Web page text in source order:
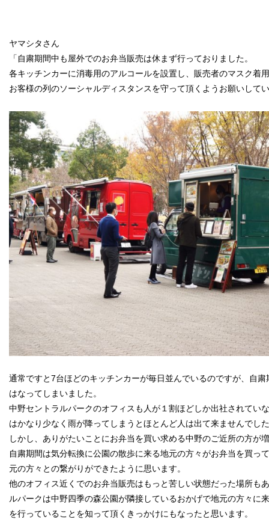
ヤマシタさん
「自粛期間中も屋外でのお弁当販売は休まず行っておりました。
各キッチンカーに消毒用のアルコールを設置し、販売者のマスク着
お客様の列のソーシャルディスタンスを守って頂くようお願いして
通常ですと7台ほどのキッチンカーが毎日並んでいるのですが、自
はなってしまいました。
中野セントラルパークのオフィスも人が１割ほどしか出社されてい
はかなり少なく雨が降ってしまうとほとんど人は出て来ませんでし
しかし、ありがたいことにお弁当を買い求める中野のご近所の方が
自粛期間は気分転換に公園の散歩に来る地元の方々がお弁当を買っ
元の方々との繋がりができたように思います。
他のオフィス近くでのお弁当販売はもっと苦しい状態だった場所も
ルパークは中野四季の森公園が隣接しているおかげで地元の方々に
を行っていることを知って頂くきっかけにもなったと思います。